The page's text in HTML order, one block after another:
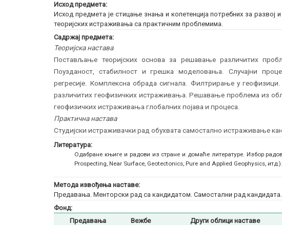
Исход предмета:
Исход предмета је стицање знања и копетенција потребних за развој
теоријских истраживања са практичним проблемима.
Садржај предмета:
Теоријска настава
Постављање теоријских основа за решавање различитих
Поузданост, стабилност и грешка моделовања. Случајни
регресије. Комплексна обрада сигнала. Филтрирање у
различитих геофизичких истраживања. Решавање проблема из
геофизичких истраживања глобалних појава и процеса.
Практична настава
Студијски истраживачки рад обухвата самостално истраживање
Литература:
Одабране књиге и радови из стране и домаће литературе. Избор
Prospecting, Near Surface, Geotectonics, Pure and Applied Geophysics, итд.).
Метода извођења наставе:
Предавања. Менторски рад са кандидатом. Самостални рад кандидата.
Фонд:
Предавања
Вежбе Други облици наставе